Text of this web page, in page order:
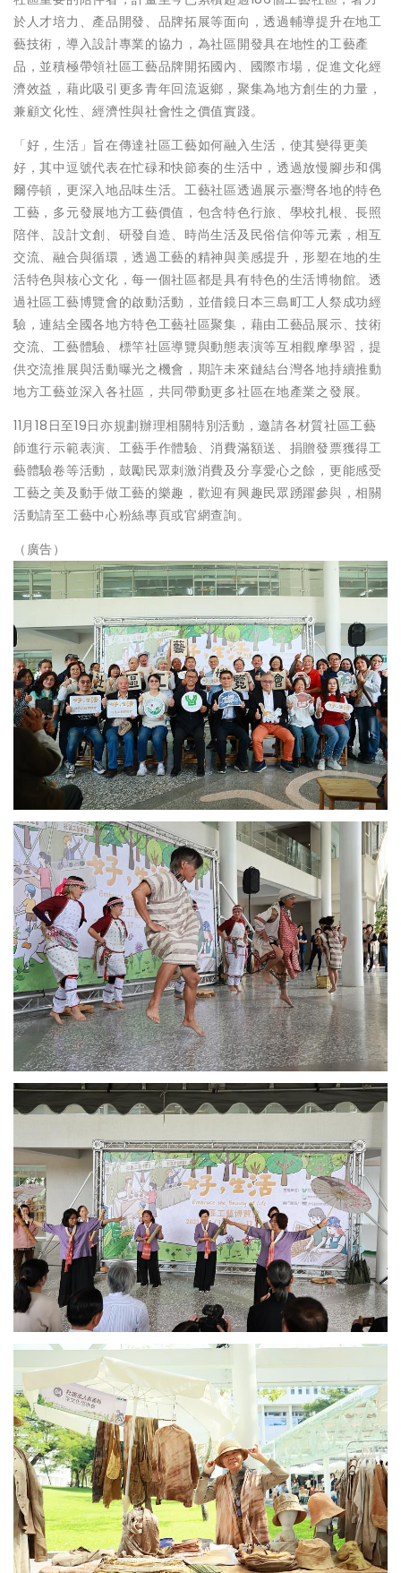
於人才培力、產品開發、品牌拓展等面向，透過輔導提升在地工
藝技術，導入設計專業的協力，為社區開發具在地性的工藝產
品，並積極帶領社區工藝品牌開拓國內、國際市場，促進文化經
濟效益，藉此吸引更多青年回流返鄉，聚集為地方創生的力量，
兼顧文化性、經濟性與社會性之價值實踐。
「好，生活」旨在傳達社區工藝如何融入生活，使其變得更美
好，其中逗號代表在忙碌和快節奏的生活中，透過放慢腳步和偶
爾停頓，更深入地品味生活。工藝社區透過展示臺灣各地的特色
工藝，多元發展地方工藝價值，包含特色行旅、學校扎根、長照
陪伴、設計文創、研發自造、時尚生活及民俗信仰等元素，相互
交流、融合與循環，透過工藝的精神與美感提升，形塑在地的生
活特色與核心文化，每一個社區都是具有特色的生活博物館。透
過社區工藝博覽會的啟動活動，並借鏡日本三島町工人祭成功經
驗，連結全國各地方特色工藝社區聚集，藉由工藝品展示、技術
交流、工藝體驗、標竿社區導覽與動態表演等互相觀摩學習，提
供交流推展與活動曝光之機會，期許未來鏈結台灣各地持續推動
地方工藝並深入各社區，共同帶動更多社區在地產業之發展。
11月18日至19日亦規劃辦理相關特別活動，邀請各材質社區工藝
師進行示範表演、工藝手作體驗、消費滿額送、捐贈發票獲得工
藝體驗卷等活動，鼓勵民眾刺激消費及分享愛心之餘，更能感受
工藝之美及動手做工藝的樂趣，歡迎有興趣民眾踴躍參與，相關
活動請至工藝中心粉絲專頁或官網查詢。
（廣告）